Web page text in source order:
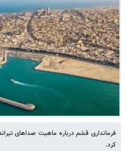
فرمانداری قشم درباره ماهیت صداهای
کرد.